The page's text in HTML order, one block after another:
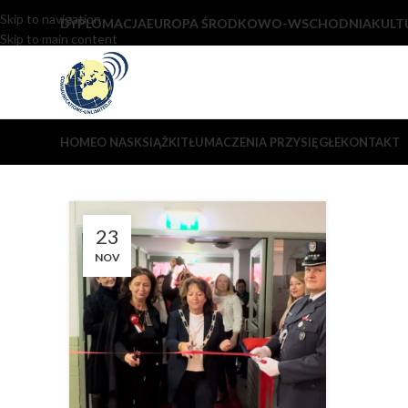
Skip to navigation
Skip to main content
DYPLOMACJAEUROPA ŚRODKOWO-WSCHODNIA
HOMEO NASKSIĄŻKITŁUMACZENIA PRZYSIĘGŁEKONTAKT
23
NOV